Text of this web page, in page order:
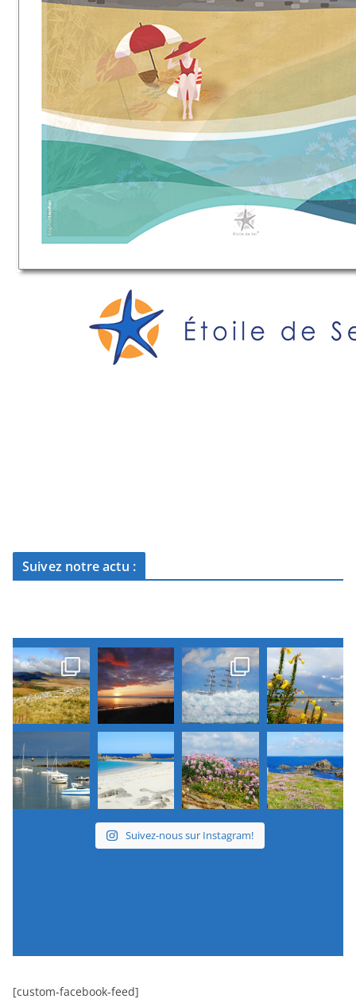
Suivez notre actu :
Suivez-nous sur Instagram!
[custom-facebook-feed]